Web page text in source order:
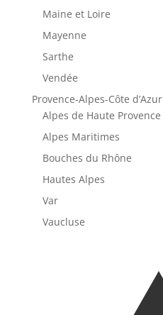
Maine et Loire
Mayenne
Sarthe
Vendée
Provence-Alpes-Côte
Alpes de Haute Provence
Alpes Maritimes
Bouches du Rhône
Hautes Alpes
Var
Vaucluse